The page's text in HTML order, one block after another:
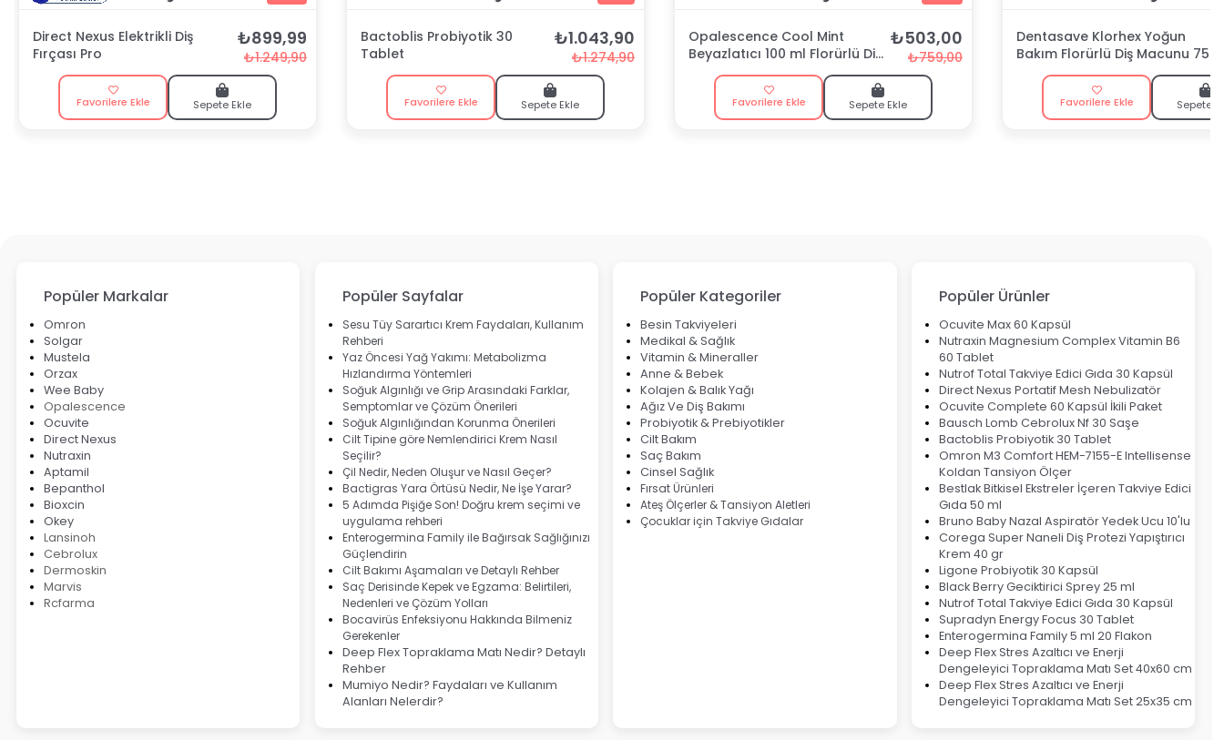
Direct Nexus Elektrikli Diş
Fırçası Pro
₺899,99
₺1.249,90
Favorilere Ekle Sepete Ekle
Bactoblis Probiyotik 30
Tablet
₺1.043,90
₺1.274,90
Favorilere Ekle Sepete Ekle
Opalescence Cool Mint
Beyazlatıcı 100 ml Florürlü Diş
Macunu
₺503,00
₺759,00
Favorilere Ekle Sepete Ekle
Dentasave Klorhex Yoğun
Bakım Florürlü Diş Macunu 75
Favorilere Ekle Sepete
Popüler Markalar
Omron
Solgar
Mustela
Orzax
Wee Baby
Opalescence
Ocuvite
Direct Nexus
Nutraxin
Aptamil
Bepanthol
Bioxcin
Okey
Lansinoh
Cebrolux
Dermoskin
Marvis
Rcfarma
Popüler Sayfalar
Sesu Tüy Sarartıcı Krem Faydaları, Kullanım
Rehberi
Yaz Öncesi Yağ Yakımı: Metabolizma
Hızlandırma Yöntemleri
Soğuk Algınlığı ve Grip Arasındaki Farklar,
Semptomlar ve Çözüm Önerileri
Soğuk Algınlığından Korunma Önerileri
Cilt Tipine göre Nemlendirici Krem Nasıl
Seçilir?
Çil Nedir, Neden Oluşur ve Nasıl Geçer?
Bactigras Yara Örtüsü Nedir, Ne İşe Yarar?
5 Adımda Pişiğe Son! Doğru krem seçimi ve
uygulama rehberi
Enterogermina Family ile Bağırsak Sağlığınızı
Güçlendirin
Cilt Bakımı Aşamaları ve Detaylı Rehber
Saç Derisinde Kepek ve Egzama: Belirtileri,
Nedenleri ve Çözüm Yolları
Bocavirüs Enfeksiyonu Hakkında Bilmeniz
Gerekenler
Deep Flex Topraklama Matı Nedir? Detaylı
Rehber
Mumiyo Nedir? Faydaları ve Kullanım
Alanları Nelerdir?
Popüler Kategoriler
Besin Takviyeleri
Medikal & Sağlık
Vitamin & Mineraller
Anne & Bebek
Kolajen & Balık Yağı
Ağız Ve Diş Bakımı
Probiyotik & Prebiyotikler
Cilt Bakım
Saç Bakım
Cinsel Sağlık
Fırsat Ürünleri
Ateş Ölçerler & Tansiyon Aletleri
Çocuklar için Takviye Gıdalar
Popüler Ürünler
Ocuvite Max 60 Kapsül
Nutraxin Magnesium Complex Vitamin B6
60 Tablet
Nutrof Total Takviye Edici Gıda 30 Kapsül
Direct Nexus Portatif Mesh Nebulizatör
Ocuvite Complete 60 Kapsül İkili Paket
Bausch Lomb Cebrolux Nf 30 Saşe
Bactoblis Probiyotik 30 Tablet
Omron M3 Comfort HEM-7155-E Intellisense
Koldan Tansiyon Ölçer
Bestlak Bitkisel Ekstreler İçeren Takviye Edici
Gıda 50 ml
Bruno Baby Nazal Aspiratör Yedek Ucu 10'lu
Corega Super Naneli Diş Protezi Yapıştırıcı
Krem 40 gr
Ligone Probiyotik 30 Kapsül
Black Berry Geciktirici Sprey 25 ml
Nutrof Total Takviye Edici Gıda 30 Kapsül
Supradyn Energy Focus 30 Tablet
Enterogermina Family 5 ml 20 Flakon
Deep Flex Stres Azaltıcı ve Enerji
Dengeleyici Topraklama Matı Set 40x60 cm
Deep Flex Stres Azaltıcı ve Enerji
Dengeleyici Topraklama Matı Set 25x35 cm